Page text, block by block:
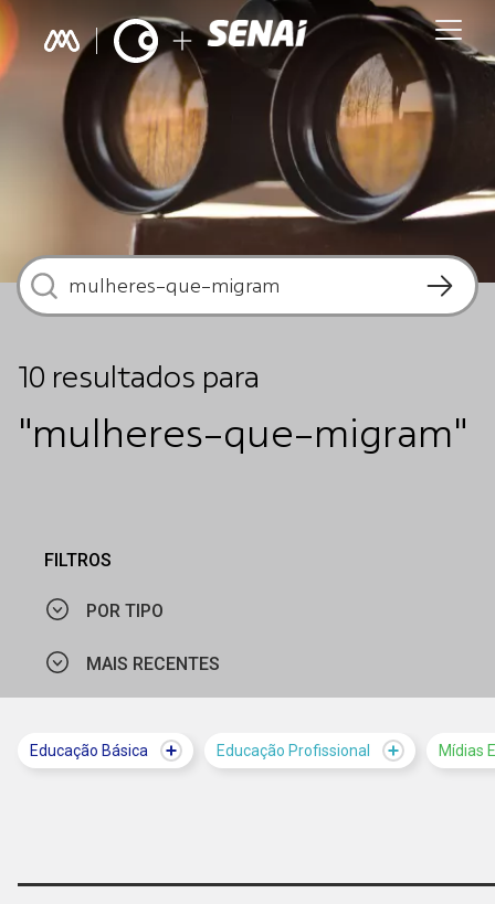
10 resultados para
"mulheres-que-migram"
FILTROS
POR TIPO
MAIS RECENTES
Educação Básica Educação Profissional Mídias